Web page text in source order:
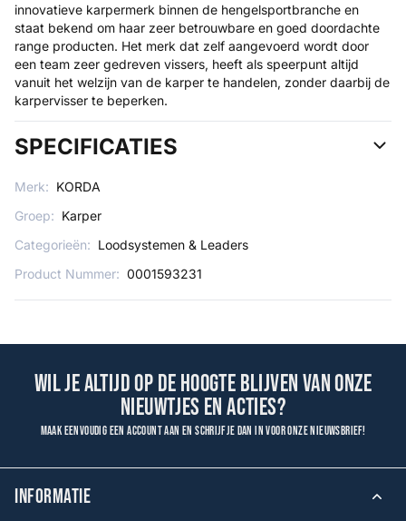
innovatieve karpermerk binnen de hengelsportbranche en
staat bekend om haar zeer betrouwbare en goed doordachte
range producten. Het merk dat zelf aangevoerd wordt door
een team zeer gedreven vissers, heeft als speerpunt altijd
vanuit het welzijn van de karper te handelen, zonder daarbij de
karpervisser te beperken.
SPECIFICATIES
Merk: KORDA
Groep: Karper
Categorieën: Loodsystemen & Leaders
Product Nummer: 0001593231
Wil je altijd op de hoogte blijven van onze
nieuwtjes en acties?
Maak eenvoudig een account aan en schrijf je dan in voor onze nieuwsbrief!
INFORMATIE